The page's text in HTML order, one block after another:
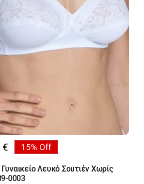
€ 15% Off
Λευκό Σουτιέν Χωρίς
0003